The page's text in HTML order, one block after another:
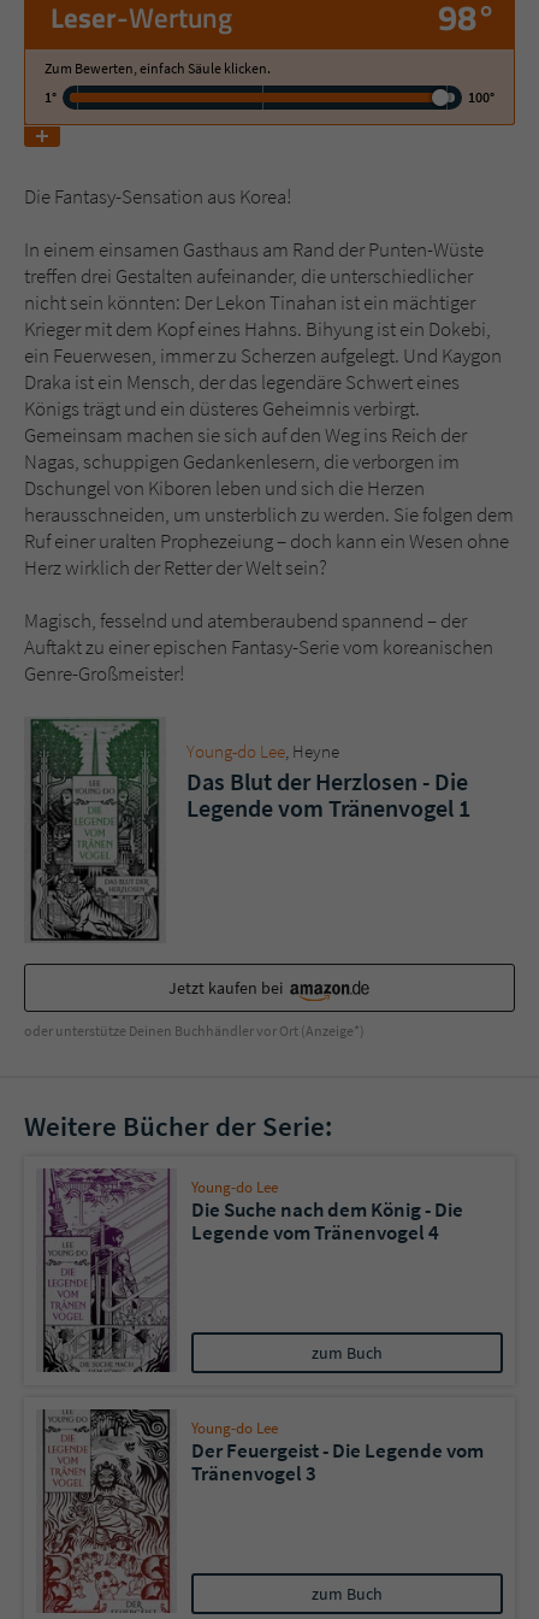
Leser-Wertung 98°
Zum Bewerten, einfach Säule klicken.
1°
100°
Die Fantasy-Sensation aus Korea!
In einem einsamen Gasthaus am Rand der Punten-Wüste
treffen drei Gestalten aufeinander, die unterschiedlicher
nicht sein könnten: Der Lekon Tinahan ist ein mächtiger
Krieger mit dem Kopf eines Hahns. Bihyung ist ein Dokebi,
ein Feuerwesen, immer zu Scherzen aufgelegt. Und Kaygon
Draka ist ein Mensch, der das legendäre Schwert eines
Königs trägt und ein düsteres Geheimnis verbirgt.
Gemeinsam machen sie sich auf den Weg ins Reich der
Nagas, schuppigen Gedankenlesern, die verborgen im
Dschungel von Kiboren leben und sich die Herzen
herausschneiden, um unsterblich zu werden. Sie folgen dem
Ruf einer uralten Prophezeiung – doch kann ein Wesen ohne
Herz wirklich der Retter der Welt sein?
Magisch, fesselnd und atemberaubend spannend – der
Auftakt zu einer epischen Fantasy-Serie vom koreanischen
Genre-Großmeister!
Young-do Lee , Heyne
Das Blut der Herzlosen - Die
Legende vom Tränenvogel 1
Jetzt kaufen bei
oder unterstütze Deinen Buchhändler vor Ort (Anzeige*)
Weitere Bücher der Serie:
Young-do Lee
Die Suche nach dem König - Die
Legende vom Tränenvogel 4
zum Buch
Young-do Lee
Der Feuergeist - Die Legende vom
Tränenvogel 3
zum Buch
Name tx_pwcomments_ahash
Anbieter Literatur-Couch Medien GmbH & Co. KG
Name fe_typo_user
Anbieter Literatur-Couch Medien GmbH & Co. KG
Laufzeit Session
Zweck
Dieses Cookie gewährleistet die
Kommunikation der Webseite mit dem
Benutzer. Es wird benötigt um z. B. den
Sicherheitscode des Kontaktformulars zu
überprüfen.